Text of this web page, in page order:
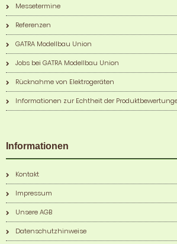
Messetermine
Referenzen
GATRA Modellbau Union
Jobs bei GATRA Modellbau Union
Rücknahme von Elektrogeräten
Informationen zur Echtheit der
Informationen
Kontakt
Impressum
Unsere AGB
Datenschutzhinweise